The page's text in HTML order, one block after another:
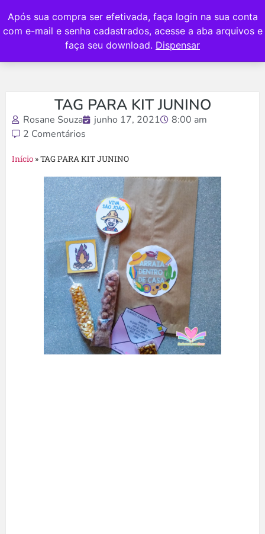
Após sua compra ser efetivada, faça login na sua conta
com e-mail e senha cadastrados, acesse a aba arquivos e
faça seu download. Dispensar
TAG PARA KIT JUNINO
Rosane Souza junho 17, 2021
8:00 am
2 Comentários
Início »TAG PARA KIT JUNINO